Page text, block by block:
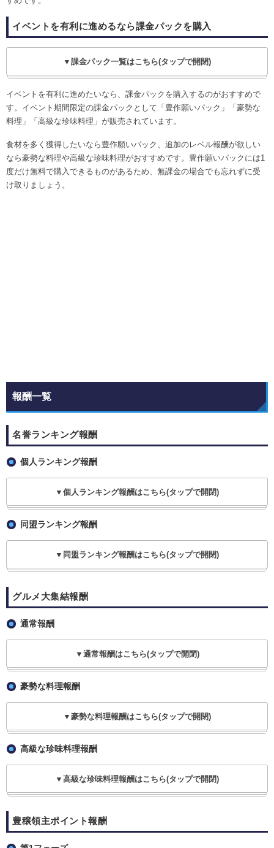
イベントを有利に進めるなら課金パックを購入
▼課金パック一覧はこちら(タップで開閉)
イベントを有利に進めたいなら、課金パックを購入するのがおすすめで
す。イベント期間限定の課金パックとして「豊作願いパック」「豪勢な
料理」「高級な珍味料理」が販売されています。
食材を多く獲得したいなら豊作願いパック、追加のレベル報酬が欲しい
なら豪勢な料理や高級な珍味料理がおすすめです。豊作願いパックには1
度だけ無料で購入できるものがあるため、無課金の場合でも忘れずに受
け取りましょう。
報酬一覧
名誉ランキング報酬
個人ランキング報酬
▼個人ランキング報酬はこちら(タップで開閉)
同盟ランキング報酬
▼同盟ランキング報酬はこちら(タップで開閉)
グルメ大集結報酬
通常報酬
▼通常報酬はこちら(タップで開閉)
豪勢な料理報酬
▼豪勢な料理報酬はこちら(タップで開閉)
高級な珍味料理報酬
▼高級な珍味料理報酬はこちら(タップで開閉)
豊穣領主ポイント報酬